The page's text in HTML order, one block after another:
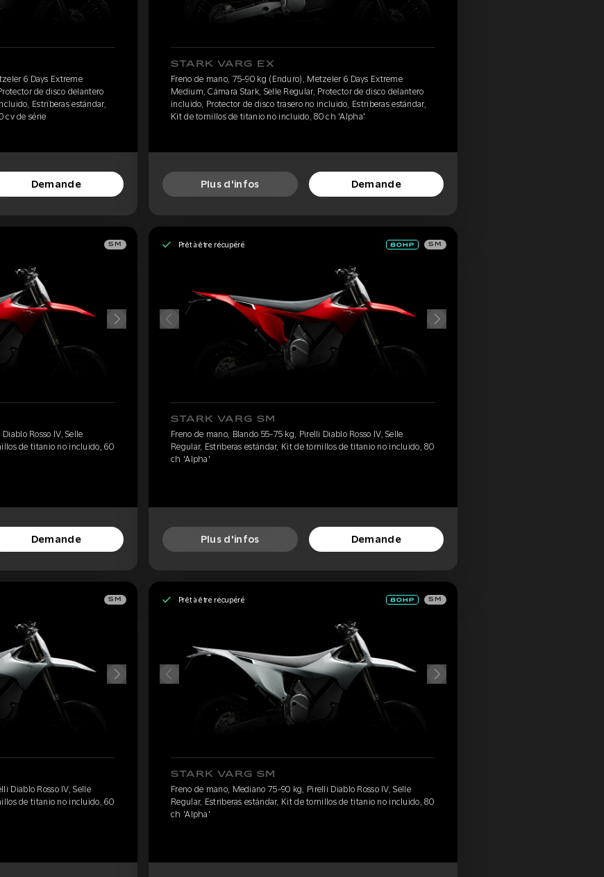
6 Days Extreme
de disco delantero
Estriberas estándar,
cv de série
Demande
STARK VARG EX
Freno de mano, 75-90 kg (Enduro), Metzeler 6 Days Extreme
Medium, Cámara Stark, Selle Regular, Protector de disco delantero
incluido, Protector de disco trasero no incluido, Estriberas estándar,
Kit de tornillos de titanio no incluido, 80 ch 'Alpha'
Plus d'infos Demande
SM
Rosso IV, Selle
de titanio no incluido, 60
Demande
Prêt à être récupéré SM
STARK VARG SM
Freno de mano, Blando 55-75 kg, Pirelli Diablo Rosso IV, Selle
Regular, Estriberas estándar, Kit de tornillos de titanio no incluido, 80
ch 'Alpha'
Plus d'infos Demande
SM
Diablo Rosso IV, Selle
de titanio no incluido, 60
Prêt à être récupéré SM
STARK VARG SM
Freno de mano, Mediano 75-90 kg, Pirelli Diablo Rosso IV, Selle
Regular, Estriberas estándar, Kit de tornillos de titanio no incluido, 80
ch 'Alpha'